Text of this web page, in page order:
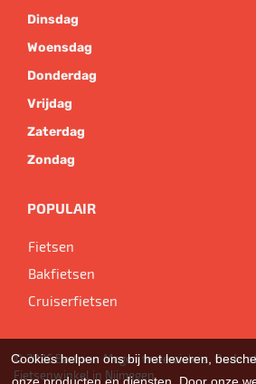
Dinsdag
Woensdag
Donderdag
Vrijdag
Zaterdag
Zondag
POPULAIR
Fietsen
Bakfietsen
Cruiserfietsen
© 2026 Bart van Megen tweewielers.
Fietsenwinkel in Nijmegen
Cookies helpen ons bij het leveren,